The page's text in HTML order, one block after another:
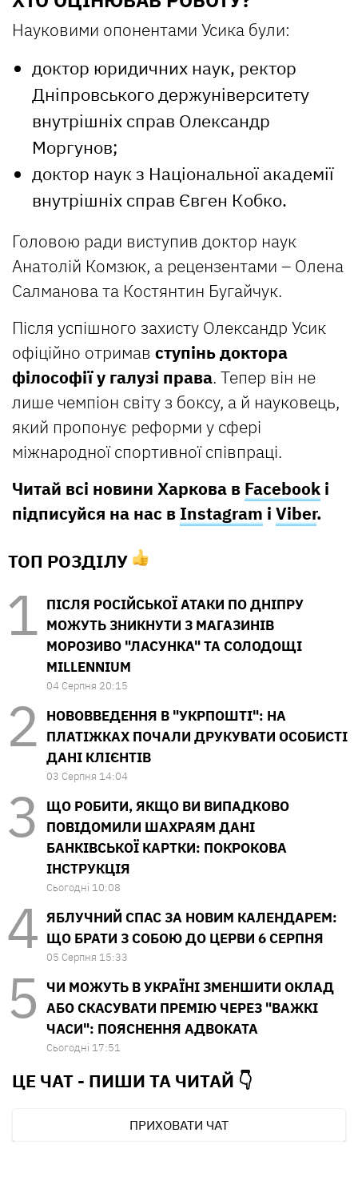
Науковими опонентами Усика були:
доктор юридичних наук, ректор
Дніпровського держуніверситету
внутрішніх справ Олександр
Моргунов;
доктор наук з Національної академії
внутрішніх справ Євген Кобко.
Головою ради виступив доктор наук
Анатолій Комзюк, а рецензентами – Олена
Салманова та Костянтин Бугайчук.
Після успішного захисту Олександр Усик
офіційно отримав ступінь доктора
філософії у галузі права. Тепер він не
лише чемпіон світу з боксу, а й науковець,
який пропонує реформи у сфері
міжнародної спортивної співпраці.
Читай всі новини Харкова в Facebook і
підписуйся на нас в Instagram і Viber.
ТОП РОЗДІЛУ
ПІСЛЯ РОСІЙСЬКОЇ АТАКИ ПО ДНІПРУ
МОЖУТЬ ЗНИКНУТИ З МАГАЗИНІВ
МОРОЗИВО "ЛАСУНКА" ТА СОЛОДОЩІ
MILLENNIUM
04 Серпня 20:15
НОВОВВЕДЕННЯ В "УКРПОШТІ": НА
ПЛАТІЖКАХ ПОЧАЛИ ДРУКУВАТИ ОСОБИСТІ
ДАНІ КЛІЄНТІВ
03 Серпня 14:04
ЩО РОБИТИ, ЯКЩО ВИ ВИПАДКОВО
ПОВІДОМИЛИ ШАХРАЯМ ДАНІ
БАНКІВСЬКОЇ КАРТКИ: ПОКРОКОВА
ІНСТРУКЦІЯ
Сьогодні 10:08
ЯБЛУЧНИЙ СПАС ЗА НОВИМ КАЛЕНДАРЕМ:
ЩО БРАТИ З СОБОЮ ДО ЦЕРВИ 6 СЕРПНЯ
05 Серпня 15:33
ЧИ МОЖУТЬ В УКРАЇНІ ЗМЕНШИТИ ОКЛАД
АБО СКАСУВАТИ ПРЕМІЮ ЧЕРЕЗ "ВАЖКІ
ЧАСИ": ПОЯСНЕННЯ АДВОКАТА
Сьогодні 17:51
ЦЕ ЧАТ - ПИШИ ТА ЧИТАЙ 👇
ПРИХОВАТИ ЧАТ